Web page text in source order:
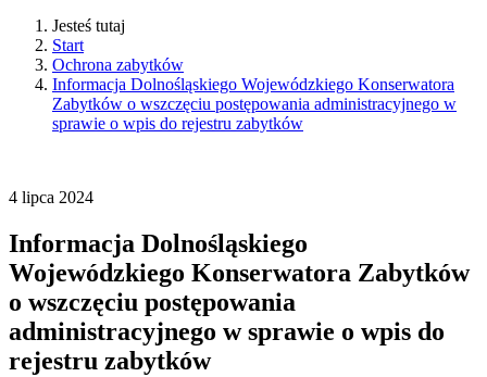
Jesteś tutaj
Start
Ochrona zabytków
Informacja Dolnośląskiego Wojewódzkiego Konserwatora
Zabytków o wszczęciu postępowania administracyjnego w
sprawie o wpis do rejestru zabytków
4 lipca 2024
Informacja Dolnośląskiego
Wojewódzkiego Konserwatora Zabytków
o wszczęciu postępowania
administracyjnego w sprawie o wpis do
rejestru zabytków